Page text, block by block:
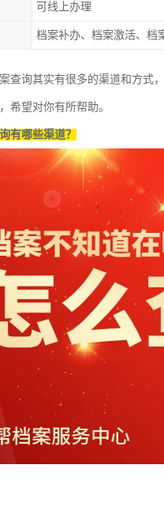
可线上办理
档案补办、档案激活、档
查询其实有很多的渠道和方式
希望对你有所帮助。
有哪些渠道？